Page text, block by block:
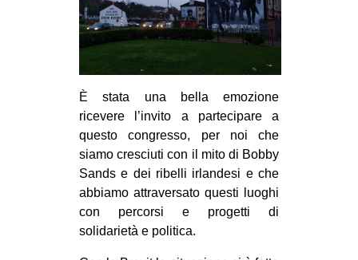
REPRESSIONE
STUDENTI
CULTURE
ARTE
CINEMA
MANIFESTI
MUSICA
RECENSIONI
INTERNAZIONALE
È stata una bella emozione
ricevere l’invito a partecipare a
questo congresso, per noi che
siamo cresciuti con il mito di Bobby
Sands e dei ribelli irlandesi e che
abbiamo attraversato questi luoghi
con percorsi e progetti di
solidarietà e politica.